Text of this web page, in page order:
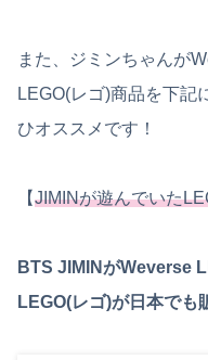
また、ジミンちゃんが
LEGO(レゴ)商品を下記
ひオススメです！
【JIMINが遊んでいた
BTS JIMINがWeverse
LEGO(レゴ)が日本でも